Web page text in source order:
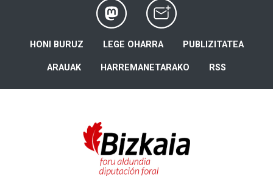
HONI BURUZ LEGE OHARRA PUBLIZITATEA
ARAUAK HARREMANETARAKO RSS